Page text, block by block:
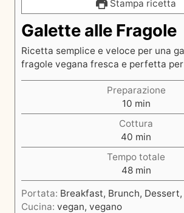
Stampa ricetta
Galette alle Fragole
Ricetta semplice e veloce per una
fragole vegana fresca e perfetta
Preparazione
10m
i
n
u
t
i
min
Cottura
40 m
i
n
u
t
min
Tempo totale
48m
i
n
min
Portata: Breakfast, Brunch,
Cucina: vegan, vegano